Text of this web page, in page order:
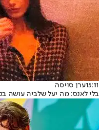
15:11ערן סויסה
בלי לאנס: מה יעל שלביה עושה